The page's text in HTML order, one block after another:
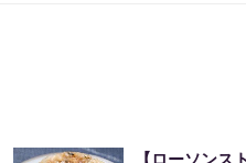
【ローソンス